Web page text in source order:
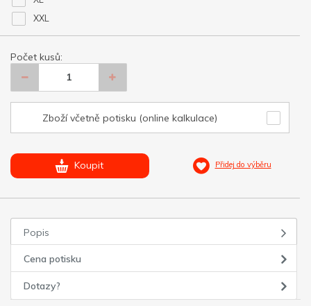
XXL
Počet kusů:
Zboží včetně potisku (online kalkulace)
Koupit Přidej do výběru
Popis
Cena potisku
Dotazy?